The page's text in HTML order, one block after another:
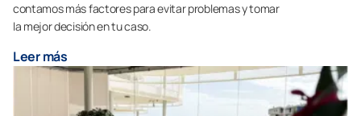
contamos más factores para evitar problemas y tomar
la mejor decisión en tu caso.
Leer más